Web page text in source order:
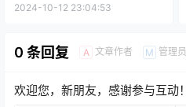
2024-10-12 23:04:53
0 条回复 A 文章作者 M 管理员
欢迎您，新朋友，感谢参与互动！